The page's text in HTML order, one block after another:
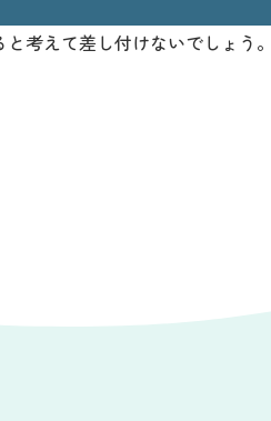
考えて差し付けないでしょう。